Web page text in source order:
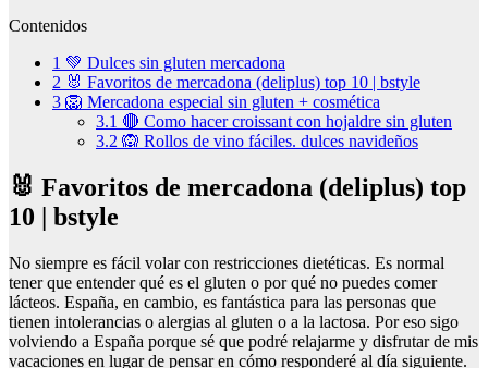
Contenidos
1 💚 Dulces sin gluten mercadona
2 🐰 Favoritos de mercadona (deliplus) top 10 | bstyle
3 🦁 Mercadona especial sin gluten + cosmética
3.1 🔴 Como hacer croissant con hojaldre sin gluten
3.2 🙉 Rollos de vino fáciles. dulces navideños
🐰 Favoritos de mercadona (deliplus) top
10 | bstyle
No siempre es fácil volar con restricciones dietéticas. Es normal
tener que entender qué es el gluten o por qué no puedes comer
lácteos. España, en cambio, es fantástica para las personas que
tienen intolerancias o alergias al gluten o a la lactosa. Por eso sigo
volviendo a España porque sé que podré relajarme y disfrutar de mis
vacaciones en lugar de pensar en cómo responderé al día siguiente.